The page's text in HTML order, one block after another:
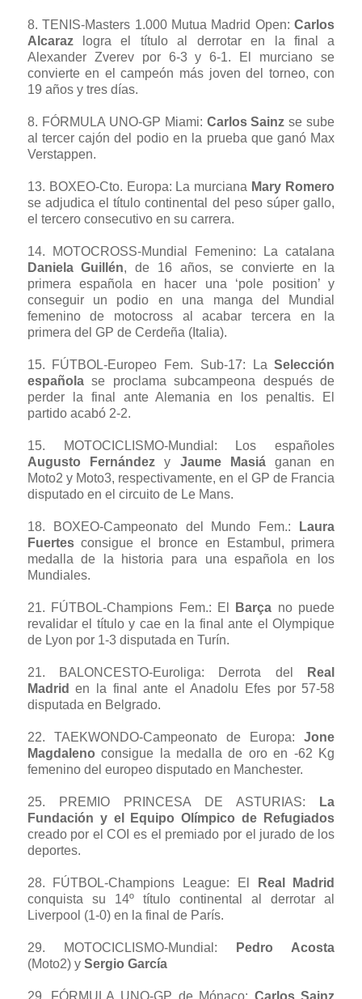
8.TENIS-Masters 1.000 Mutua Madrid Open:Carlos
Alcarazlogra el título al derrotar en la final a
Alexander Zverev por 6-3 y 6-1. El murciano se
convierte en el campeón más joven del torneo, con
19 años y tres días.
8. FÓRMULA UNO-GP Miami: Carlos Sainz se sube
al tercer cajón del podio en la prueba que ganó Max
Verstappen.
13. BOXEO-Cto. Europa: La murciana Mary Romero
se adjudica el título continental del peso súper gallo,
el tercero consecutivo en su carrera.
14. MOTOCROSS-Mundial Femenino: La catalana
Daniela Guillén, de 16 años, se convierte en la
primera española en hacer una ‘pole position’ y
conseguir un podio en una manga del Mundial
femenino de motocross al acabar tercera en la
primera del GP de Cerdeña (Italia).
15. FÚTBOL-Europeo Fem. Sub-17: LaSelección
españolase proclama subcampeona después de
perder la final ante Alemania en los penaltis. El
partido acabó 2-2.
15. MOTOCICLISMO-Mundial : Los españoles
Augusto Fernándezy Jaume Masiáganan en
Moto2 y Moto3, respectivamente, en el GP de Francia
disputado en el circuito de Le Mans.
18. BOXEO-Campeonato del Mundo Fem.:
Laura
Fuertesconsigue el bronce en Estambul, primera
medalla de la historia para una española en los
Mundiales.
21. FÚTBOL-Champions Fem.: El Barça no puede
revalidar el título y cae en la final ante el Olympique
de Lyon por 1-3 disputada en Turín.
21. BALONCESTO-Euroliga: Derrota del
Real
Madrid en la final ante el Anadolu Efes por 57-58
disputada en Belgrado.
22. TAEKWONDO-Campeonato de Europa:Jone
Magdaleno consigue la medalla de oro en -62 Kg
femenino del europeo disputado en Manchester.
25. PREMIO PRINCESA DE ASTURIAS:
La
Fundación y el Equipo Olímpico de Refugiados
creado por el COI es el premiado por el jurado de los
deportes.
28. FÚTBOL-Champions League: El
Real Madrid
conquista su 14º título continental al derrotar al
Liverpool (1-0) en la final de París.
29. MOTOCICLISMO-Mundial :
Pedro Acosta
(Moto2) y Sergio García
29. FÓRMULA UNO-GP de Mónaco: Carlos Sainz